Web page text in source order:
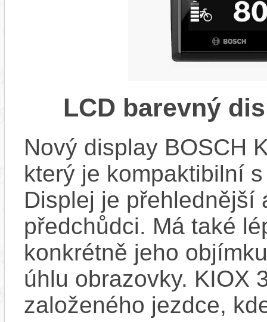
LCD barevný
Nový display BOSCH
který je kompaktibilní
Displej je přehlednější
předchůdci. Má také
konkrétně jeho
úhlu obrazovky. KIOX
založeného jezdce,